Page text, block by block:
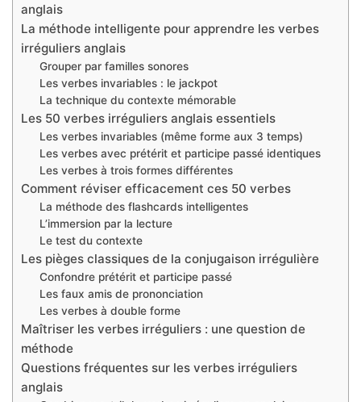
anglais
La méthode intelligente pour apprendre les verbes
irréguliers anglais
Grouper par familles sonores
Les verbes invariables : le jackpot
La technique du contexte mémorable
Les 50 verbes irréguliers anglais essentiels
Les verbes invariables (même forme aux 3 temps)
Les verbes avec prétérit et participe passé identiques
Les verbes à trois formes différentes
Comment réviser efficacement ces 50 verbes
La méthode des flashcards intelligentes
L’immersion par la lecture
Le test du contexte
Les pièges classiques de la conjugaison irrégulière
Confondre prétérit et participe passé
Les faux amis de prononciation
Les verbes à double forme
Maîtriser les verbes irréguliers : une question de
méthode
Questions fréquentes sur les verbes irréguliers
anglais